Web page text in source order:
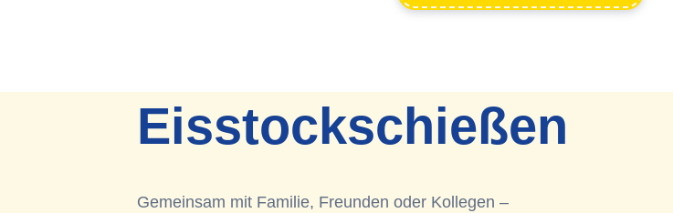
Eisstockschießen
Gemeinsam mit Familie, Freunden oder Kollegen –